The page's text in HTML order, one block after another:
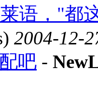
语，"都
2004-12-
吧 -